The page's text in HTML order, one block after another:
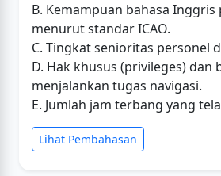
B. Kemampuan bahasa Inggris
menurut standar ICAO.
C. Tingkat senioritas personel
D. Hak khusus (privileges) dan
menjalankan tugas navigasi.
E. Jumlah jam terbang yang
Lihat Pembahasan